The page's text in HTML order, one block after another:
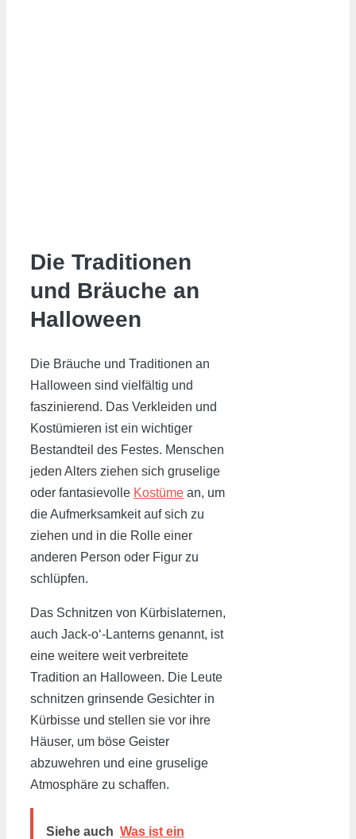
Die Traditionen
und Bräuche an
Halloween
Die Bräuche und Traditionen an
Halloween sind vielfältig und
faszinierend. Das Verkleiden und
Kostümieren ist ein wichtiger
Bestandteil des Festes. Menschen
jeden Alters ziehen sich gruselige
oder fantasievolle Kostüme an, um
die Aufmerksamkeit auf sich zu
ziehen und in die Rolle einer
anderen Person oder Figur zu
schlüpfen.
Das Schnitzen von Kürbislaternen,
auch Jack-o‘-Lanterns genannt, ist
eine weitere weit verbreitete
Tradition an Halloween. Die Leute
schnitzen grinsende Gesichter in
Kürbisse und stellen sie vor ihre
Häuser, um böse Geister
abzuwehren und eine gruselige
Atmosphäre zu schaffen.
Siehe auch Was ist ein